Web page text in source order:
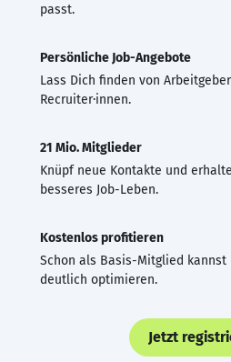
passt.
Persönliche Job-Angebote
Lass Dich finden von
Recruiter·innen.
21 Mio. Mitglieder
Knüpf neue Kontakte und
besseres Job-Leben.
Kostenlos profitieren
Schon als Basis-Mitglied kannst
deutlich optimieren.
Jetzt